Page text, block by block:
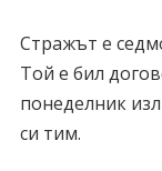
Стражът е
Той е бил
понеделник
си тим.